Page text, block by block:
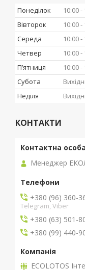
Понеділок 10:00
Вівторок
10:00
Середа
10:00
Четвер
10:00
Пʼятниця
10:00
Субота
Неділя
КОНТАКТИ
Менеджер
+380 (96) 360-
Telegram, Viber
+380 (63) 501-
+380 (99) 440-
ECOLOTOS